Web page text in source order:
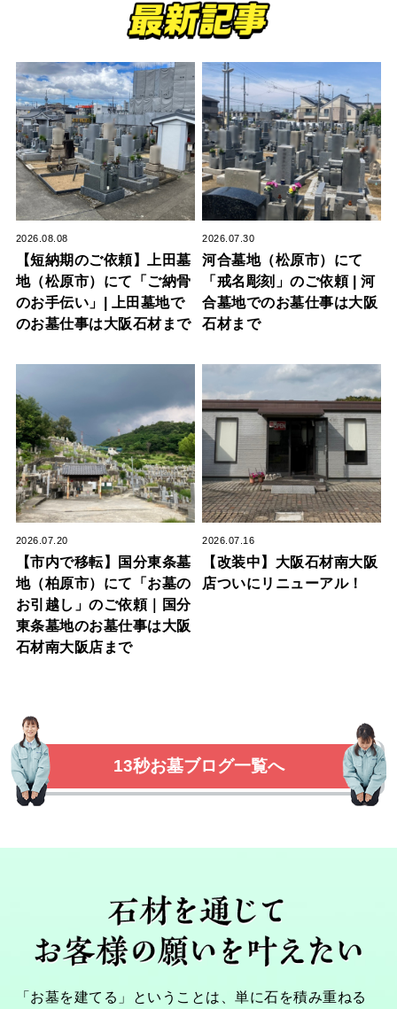
2026.08.08
【短納期のご依頼】上田墓
地（松原市）にて「ご納骨
のお手伝い」| 上田墓地で
のお墓仕事は大阪石材まで
2026.07.30
河合墓地（松原市）にて
「戒名彫刻」のご依頼 | 河
合墓地でのお墓仕事は大阪
石材まで
2026.07.20
【市内で移転】国分東条墓
地（柏原市）にて「お墓の
お引越し」のご依頼｜国分
東条墓地のお墓仕事は大阪
石材南大阪店まで
2026.07.16
【改装中】大阪石材南大阪
店ついにリニューアル！
13秒お墓ブログ一覧へ
「お墓を建てる」ということは、単に石を積み重ねる